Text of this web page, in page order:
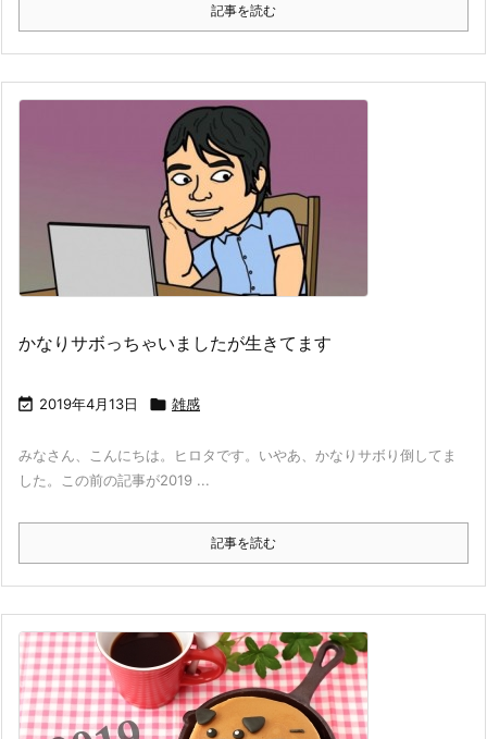
記事を読む
かなりサボっちゃいましたが生きてます
 2019年4月13日  雑感
みなさん、こんにちは。ヒロタです。いやあ、かなりサボり倒してま
した。この前の記事が2019 ...
記事を読む